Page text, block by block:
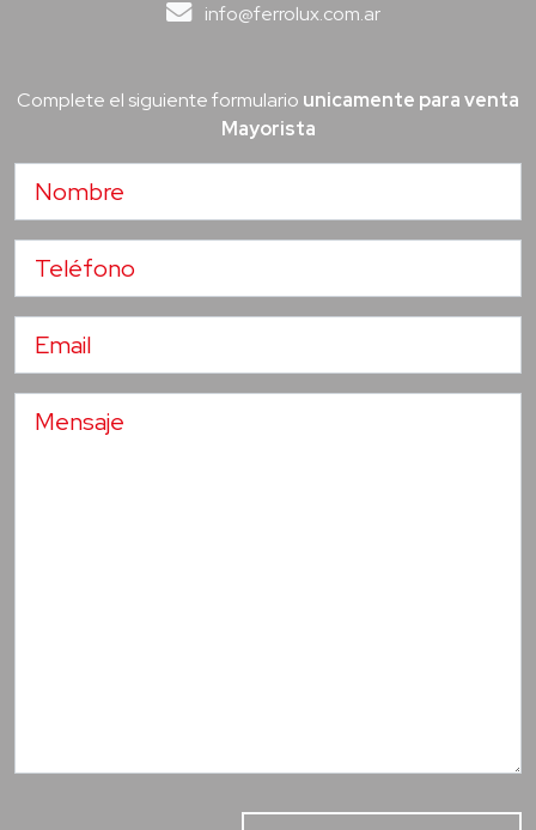
info@ferrolux.com.ar
Complete el siguiente formulario unicamente para venta
Mayorista